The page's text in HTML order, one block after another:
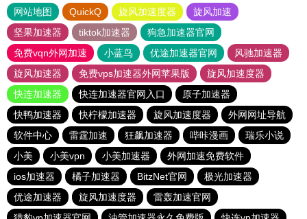
网站地图 QuickQ 旋风加速度器
旋风加速
坚果加速器
tiktok加速器
狗急加速器官网
免费vqn外网加速
小蓝鸟 优途加速器官网
风驰加速器
旋风加速器
免费vps加速器外网苹果版
旋风加速度器
快连加速器
快连加速器官网入口
原子加速器
快鸭加速器
快柠檬加速器 旋风加速度器
外网网址导航
软件中心
雷霆加速 狂飙加速器 哔咔漫画
瑞乐小说
小美
小美vpn 小美加速器
外网加速免费软件
ios加速器
橘子加速器 BitzNet官网
极光加速器
优途加速器
旋风加速度器
雷轰加速官网